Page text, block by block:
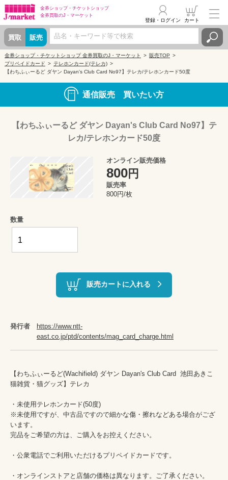
金券ショップ・ チケットショップ
金券買取のJ・マーケット
買取 販売
登録・ログイン カート
金券ショップ・チケットショップ 金券買取のJ・マーケット
販売TOP
プリペイドカード
テレホンカード(テレカ)
【わちふぃーるど ダヤン Dayan's Club Card No97】テレカ/テレホンカード50度
通信販売 買いたい方
【わちふぃーるど ダヤン Dayan's Club Card No97】テ
レカ/テレホンカード50度
オンライン販売価格
800円
販売率
800円/枚
数量
販売カートに入れる
発行者
https://www.ntt-
east.co.jp/ptd/contents/mag_card_charge.html
【わちふぃーるど(Wachifield) ダヤン Dayan's Club Card  池田あきこ
猫雑貨・猫グッズ】テレカ
・未使用テレホンカード(50度)
※未使用ですが、中古品ですので細かな傷・擦れなどある場合がござ
います。
完品をご希望の方は、ご購入をお控えください。
・公衆電話でご利用いただけるプリペイドカードです。
・オンラインストアと店舗の価格は異なります。ご了承ください。